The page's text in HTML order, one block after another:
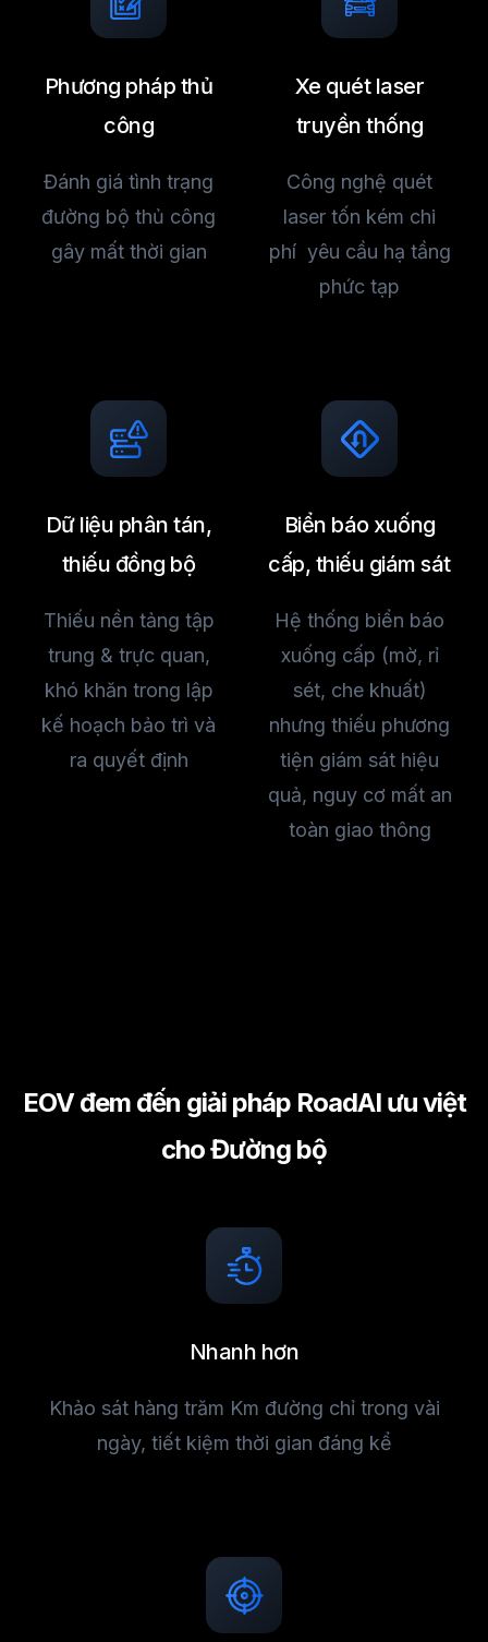
Phương pháp thủ
công
Đánh giá tình trạng
đường bộ thủ công
gây mất thời gian
Xe quét laser
truyền thống
Công nghệ quét
laser tốn kém chi
phí yêu cầu hạ tầng
phức tạp
Dữ liệu phân tán,
thiếu đồng bộ
Thiếu nền tảng tập
trung & trực quan,
khó khăn trong lập
kế hoạch bảo trì và
ra quyết định
Biển báo xuống
cấp, thiếu giám sát
Hệ thống biển báo
xuống cấp (mờ, rỉ
sét, che khuất)
nhưng thiếu phương
tiện giám sát hiệu
quả, nguy cơ mất an
toàn giao thông
EOV đem đến giải pháp RoadAI ưu việt
cho Đường bộ
Nhanh hơn
Khảo sát hàng trăm Km đường chỉ trong vài
ngày, tiết kiệm thời gian đáng kể